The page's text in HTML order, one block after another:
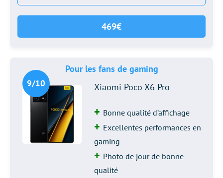
469€
Pour les fans de gaming
9/10 Xiaomi Poco X6 Pro
Bonne qualité d’affichage
Excellentes performances en
gaming
Photo de jour de bonne
qualité